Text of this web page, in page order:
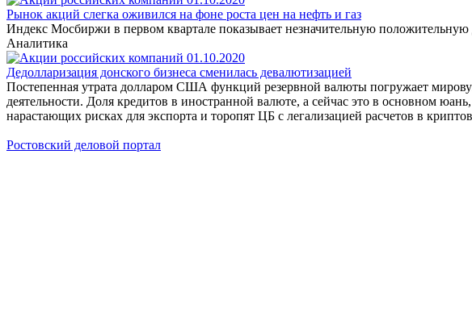
Рынок акций слегка оживился на фоне роста цен на нефть и газ
Индекс Мосбиржи в первом квартале показывает незначительную положительную
Аналитика
Дедолларизация донского бизнеса сменилась девалютизацией
Постепенная утрата долларом США функций резервной валюты погружает
деятельности. Доля кредитов в иностранной валюте, а сейчас это в основном
нарастающих рисках для экспорта и торопят ЦБ с легализацией расчетов в
Ростовский деловой портал